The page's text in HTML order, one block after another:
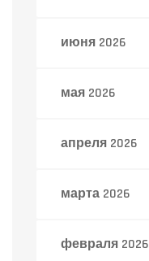
июня 2026
мая 2026
апреля 2026
марта 2026
февраля 2026